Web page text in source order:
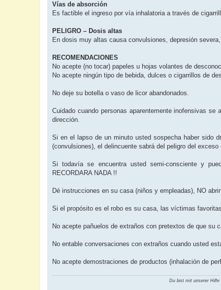
Vías de absorción
Es factible el ingreso por vía inhalatoria a través de
PELIGRO – Dosis altas
En dosis muy altas causa convulsiones, depresión
RECOMENDACIONES
No acepte (no tocar) papeles u hojas volantes de
No acepte ningún tipo de bebida, dulces o cigarrillos de
No deje su botella o vaso de licor abandonados.
Cuidado cuando personas aparentemente inofensivas
dirección.
Si en el lapso de un minuto usted sospecha haber sido
(convulsiones), el delincuente sabrá del peligro del
Si todavía se encuentra usted semi-consciente y
RECORDARA NADA !!
Dé instrucciones en su casa (niños y empleadas), NO
Si el propósito es el robo es su casa, las víctimas
No acepte pañuelos de extraños con pretextos de que su
No entable conversaciones con extraños cuando usted
No acepte demostraciones de productos (inhalación de
Du bist mit unserer Hilfe